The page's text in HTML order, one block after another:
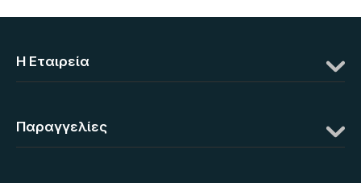
Η Eταιρεία
Παραγγελίες